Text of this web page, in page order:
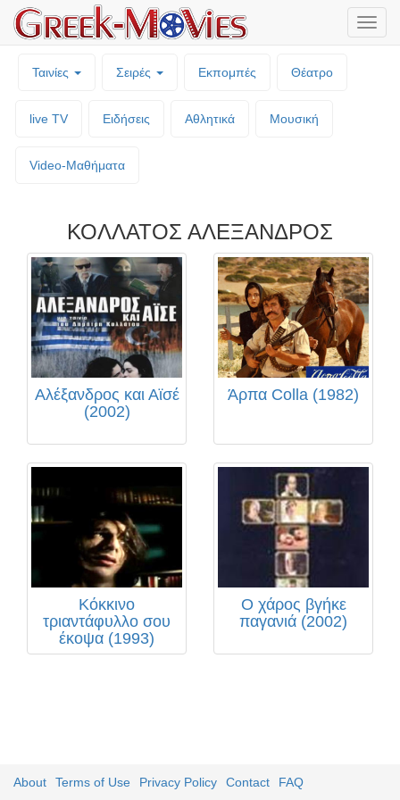
Ταινίες Σειρές Εκπομπές Θέατρο
live TV Ειδήσεις Αθλητικά Μουσική
Video-Mαθήματα
ΚΟΛΛΑΤΟΣ ΑΛΕΞΑΝΔΡΟΣ
Αλέξανδρος και Αϊσέ
(2002)
Άρπα Colla (1982)
Κόκκινο
τριαντάφυλλο σου
έκοψα (1993)
Ο χάρος βγήκε
παγανιά (2002)
About Terms of Use Privacy Policy Contact FAQ